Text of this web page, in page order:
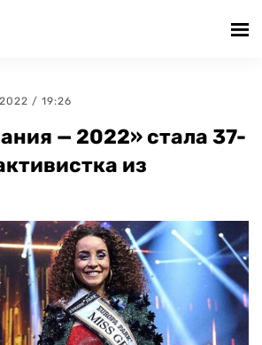
/ 19:26
— 2022» стала 37-
из